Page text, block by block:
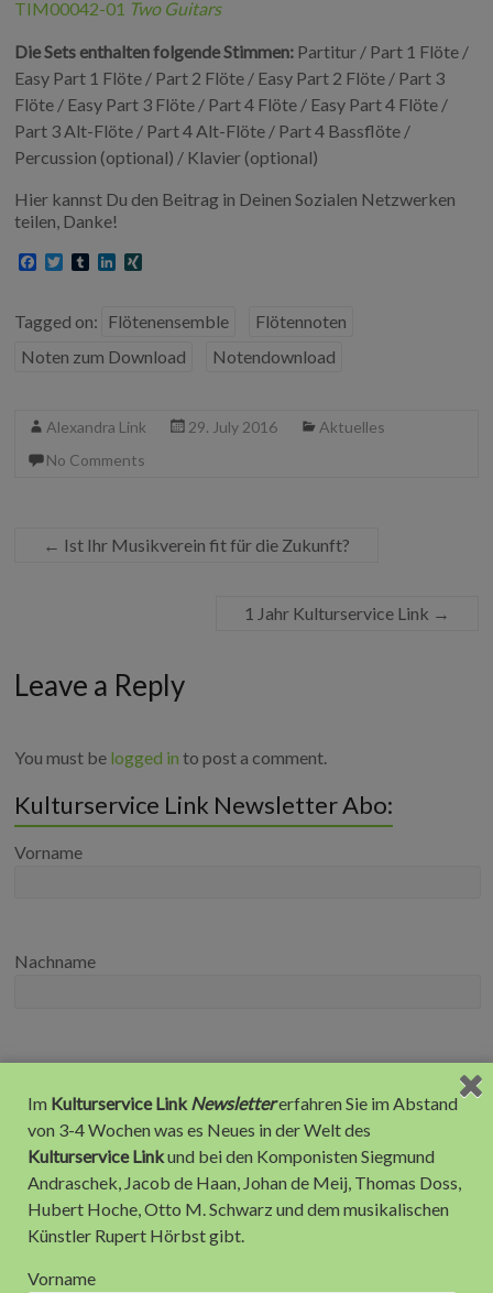
TIM00042-01 Two Guitars
Die Sets enthalten folgende Stimmen: Partitur / Part 1 Flöte /
Easy Part 1 Flöte / Part 2 Flöte / Easy Part 2 Flöte / Part 3
Flöte / Easy Part 3 Flöte / Part 4 Flöte / Easy Part 4 Flöte /
Part 3 Alt-Flöte / Part 4 Alt-Flöte / Part 4 Bassflöte /
Percussion (optional) / Klavier (optional)
Hier kannst Du den Beitrag in Deinen Sozialen Netzwerken
teilen, Danke!
F
e
b
o
o
T
t
t
e
r
T
b
l
r
L
k
e
d
I
G
Tagged on: Flötenensemble
Flötennoten
Noten zum Download
Notendownload
Alexandra Link 29. July 2016
Aktuelles
No Comments
← Ist Ihr Musikverein fit für die Zukunft?
1 Jahr Kulturservice Link →
Leave a Reply
You must be logged in to post a comment.
Kulturservice Link Newsletter Abo:
Vorname
Nachname
Im Kulturservice Link Newslettererfahren Sie im Abstand
von 3-4 Wochen was es Neues in der Welt des
Kulturservice Linkund bei den Komponisten Siegmund
Andraschek, Jacob de Haan, Johan de Meij, Thomas Doss,
Hubert Hoche, Otto M. Schwarz und dem musikalischen
Künstler Rupert Hörbst gibt.
Vorname